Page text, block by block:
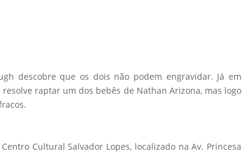
descobre que os dois não podem engravidar. Já em
raptar um dos bebês de Nathan Arizona, mas logo
Cultural Salvador Lopes, localizado na Av. Princesa